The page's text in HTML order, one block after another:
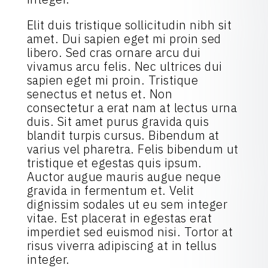
Elit duis tristique sollicitudin nibh sit
amet. Dui sapien eget mi proin sed
libero. Sed cras ornare arcu dui
vivamus arcu felis. Nec ultrices dui
sapien eget mi proin. Tristique
senectus et netus et. Non
consectetur a erat nam at lectus urna
duis. Sit amet purus gravida quis
blandit turpis cursus. Bibendum at
varius vel pharetra. Felis bibendum ut
tristique et egestas quis ipsum.
Auctor augue mauris augue neque
gravida in fermentum et. Velit
dignissim sodales ut eu sem integer
vitae. Est placerat in egestas erat
imperdiet sed euismod nisi. Tortor at
risus viverra adipiscing at in tellus
integer.